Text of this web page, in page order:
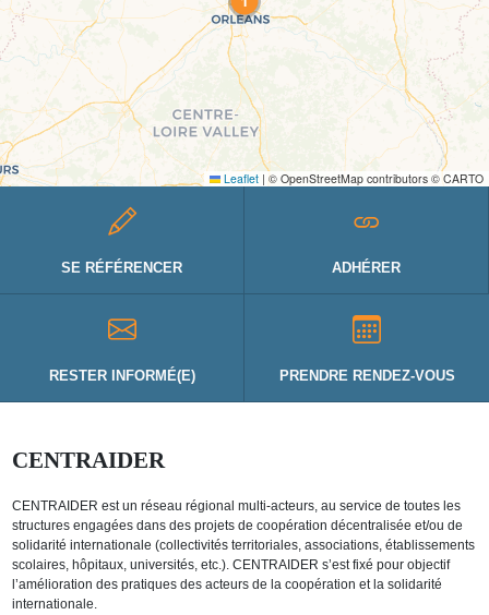
Leaflet | © OpenStreetMap contributors © CARTO
SE RÉFÉRENCER ADHÉRER
RESTER INFORMÉ(E) PRENDRE RENDEZ-VOUS
CENTRAIDER
CENTRAIDER est un réseau régional multi-acteurs, au service de toutes les
structures engagées dans des projets de coopération décentralisée et/ou de
solidarité internationale (collectivités territoriales, associations, établissements
scolaires, hôpitaux, universités, etc.). CENTRAIDER s’est fixé pour objectif
l’amélioration des pratiques des acteurs de la coopération et la solidarité
internationale.